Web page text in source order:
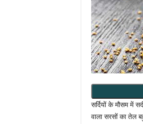
सर्दियों के मौसम में
वाला सरसों का तेल